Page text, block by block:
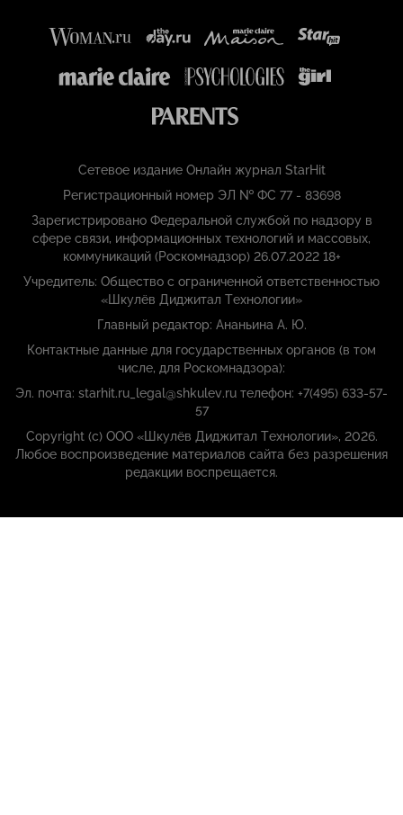
Сетевое издание Онлайн журнал StarHit
Регистрационный номер ЭЛ № ФС 77 - 83698
Зарегистрировано Федеральной службой по надзору в
сфере связи, информационных технологий и массовых,
коммуникаций (Роскомнадзор) 26.07.2022 18+
Учредитель: Общество с ограниченной ответственностью
«Шкулёв Диджитал Технологии»
Главный редактор: Ананьина А. Ю.
Контактные данные для государственных органов (в том
числе, для Роскомнадзора):
Эл. почта: starhit.ru_legal@shkulev.ru телефон: +7(495) 633-57-
57
Copyright (с) ООО «Шкулёв Диджитал Технологии», 2026.
Любое воспроизведение материалов сайта без разрешения
редакции воспрещается.